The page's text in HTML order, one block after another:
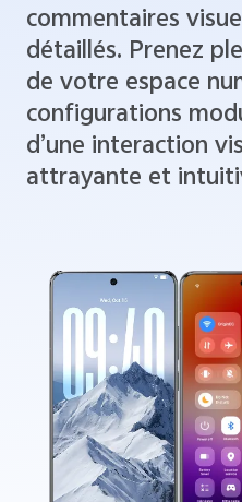
commentaires
détaillés. Prenez
de votre espace
configurations
d’une interaction
attrayante et